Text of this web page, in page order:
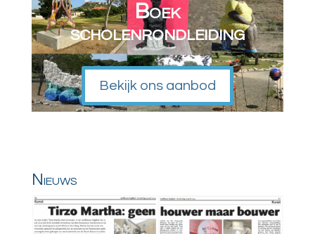
Boek
scholenrondleiding
Bekijk ons aanbod
Nieuws